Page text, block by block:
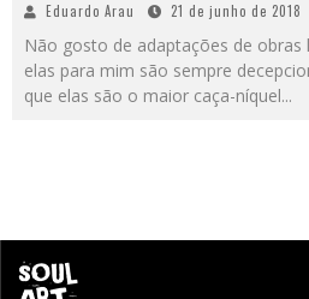
Eduardo Arau 21 de junho de 2018
Não gosto de adaptações de obras
elas para mim são sempre
que elas são o maior caça-níquel...